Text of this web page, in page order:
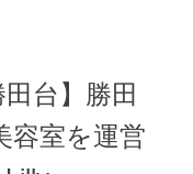
台】 勝田
容室を運営